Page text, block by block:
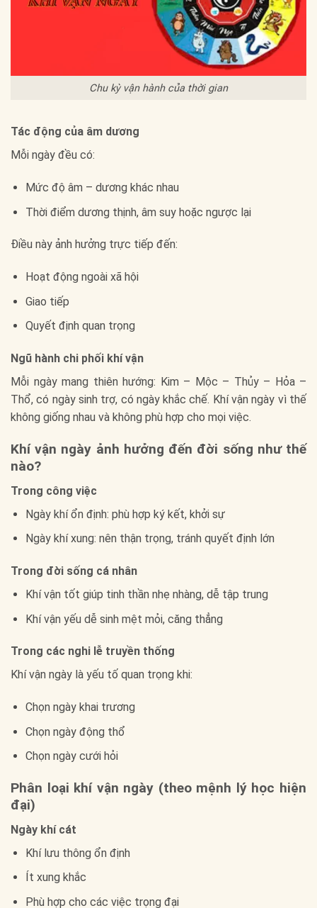
Chu kỳ vận hành của thời gian
Tác động của âm dương
Mỗi ngày đều có:
Mức độ âm – dương khác nhau
Thời điểm dương thịnh, âm suy hoặc ngược lại
Điều này ảnh hưởng trực tiếp đến:
Hoạt động ngoài xã hội
Giao tiếp
Quyết định quan trọng
Ngũ hành chi phối khí vận
Mỗi ngày mang thiên hướng: Kim – Mộc – Thủy – Hỏa –
Thổ, có ngày sinh trợ, có ngày khắc chế. Khí vận ngày vì thế
không giống nhau và không phù hợp cho mọi việc.
Khí vận ngày ảnh hưởng đến đời sống như thế
nào?
Trong công việc
Ngày khí ổn định: phù hợp ký kết, khởi sự
Ngày khí xung: nên thận trọng, tránh quyết định lớn
Trong đời sống cá nhân
Khí vận tốt giúp tinh thần nhẹ nhàng, dễ tập trung
Khí vận yếu dễ sinh mệt mỏi, căng thẳng
Trong các nghi lễ truyền thống
Khí vận ngày là yếu tố quan trọng khi:
Chọn ngày khai trương
Chọn ngày động thổ
Chọn ngày cưới hỏi
Phân loại khí vận ngày (theo mệnh lý học hiện
đại)
Ngày khí cát
Khí lưu thông ổn định
Ít xung khắc
Phù hợp cho các việc trọng đại